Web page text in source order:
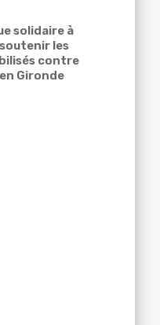
solidaire à
les
contre
Gironde